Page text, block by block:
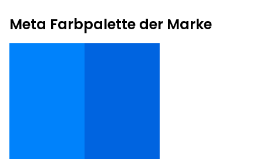
Meta Farbpalette der Marke